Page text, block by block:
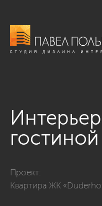
гостиной
Проект:
Квартира ЖК